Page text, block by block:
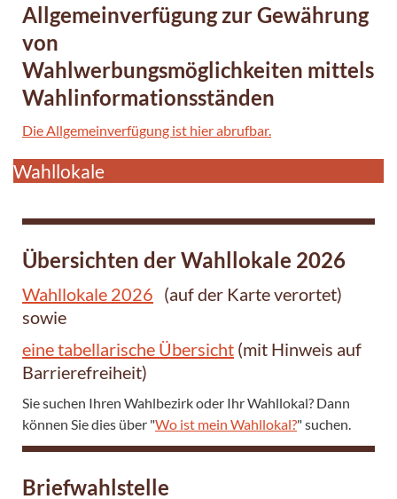
Allgemeinverfügung zur Gewährung
von
Wahlwerbungsmöglichkeiten mittels
Wahlinformationsständen
Die Allgemeinverfügung ist hier abrufbar.
Wahllokale
Übersichten der Wahllokale 2026
Wahllokale 2026 (auf der Karte verortet)
sowie
eine tabellarische Übersicht (mit Hinweis auf
Barrierefreiheit)
Sie suchen Ihren Wahlbezirk oder Ihr Wahllokal? Dann
können Sie dies über "Wo ist mein Wahllokal?" suchen.
Briefwahlstelle